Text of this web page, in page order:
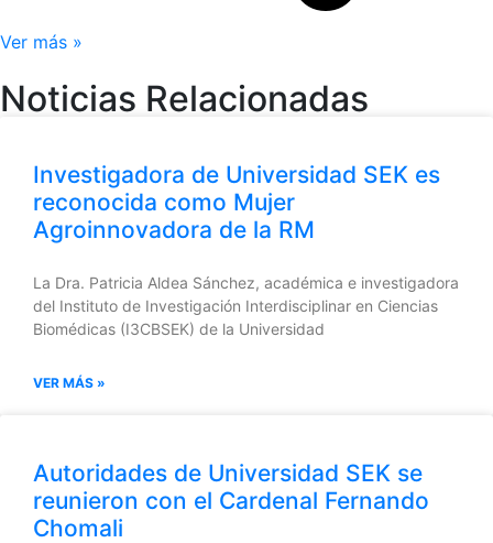
Ver más »
Noticias Relacionadas
Investigadora de Universidad SEK es
reconocida como Mujer
Agroinnovadora de la RM
La Dra. Patricia Aldea Sánchez, académica e investigadora
del Instituto de Investigación Interdisciplinar en Ciencias
Biomédicas (I3CBSEK) de la Universidad
VER MÁS »
Autoridades de Universidad SEK se
reunieron con el Cardenal Fernando
Chomali